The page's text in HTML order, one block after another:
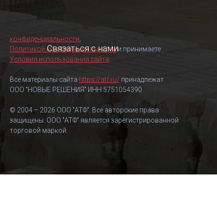
Связаться с нами
конфиденциальности
Политикой конфиденциальностии принимаете
Условия использования сайта
Все материалы сайта https://atf.ru/ принадлежат
ООО "НОВЫЕ РЕШЕНИЯ" ИНН 5751054390
© 2004 – 2026 ООО "АТФ". Все авторские права
защищены. ООО "АТФ" является зарегистрированной
торговой маркой.